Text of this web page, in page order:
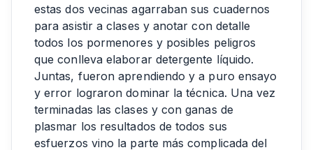
estas dos vecinas agarraban sus cuadernos
para asistir a clases y anotar con detalle
todos los pormenores y posibles peligros
que conlleva elaborar detergente líquido.
Juntas, fueron aprendiendo y a puro ensayo
y error lograron dominar la técnica. Una vez
terminadas las clases y con ganas de
plasmar los resultados de todos sus
esfuerzos vino la parte más complicada del